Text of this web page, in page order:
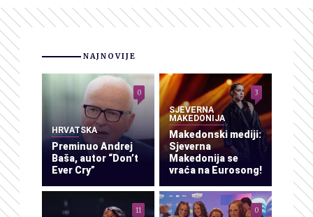
NAJNOVIJE
HRVATSKA
Preminuo Andrej
Baša, autor “Don’t
Ever Cry”
0
SJEVERNA
MAKEDONIJA
Makedonski mediji:
Sjeverna
Makedonija se
vraća na Eurosong!
3
11 0